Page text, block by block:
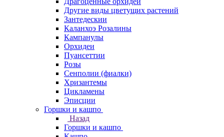
Другие виды цветущих растений
Зантедескии
Каланхоэ Розалины
Кампанулы
Орхидеи
Пуансеттии
Розы
Сенполии (фиалки)
Хризантемы
Цикламены
Эписции
Горшки и кашпо
Назад
Горшки и кашпо